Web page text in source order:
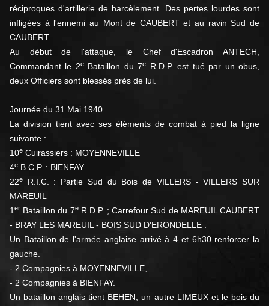
réciproques d'artillerie de harcèlement. Des pertes lourdes sont
infligées à l'ennemi au Mont de CAUBERT et au ravin Sud de
CAUBERT.
Au début de l'attaque, le Chef d'Escadron ANTECH,
Commandant le 2eBataillon du 7e
R.D.P. est tué par un obus,
deux Officiers sont blessés près de lui.
Journée du 31 Mai 1940
La division tient avec ses éléments de combat à pied la ligne
suivante :
10e Cuirassiers : MOYENNEVILLE
4e B.C.P. : BlENFAY
22e
R.I.C. : Partie Sud du Bois de VILLERS - VILLERS SUR
MAREUIL
1 er Bataillon du 7eR.D.P. ; Carrefour Sud de MAREUIL CAUBERT
- BRAY LES MAREUIL - BOIS SUD D'ERONDELLE .
Un Bataillon de l'armée anglaise arrivé à 4 et 6h30 renforcer la
gauche.
- 2 Compagnies à MOYENNEVILLE,
- 2 Compagnies à BIENFAY.
Un bataillon anglais tient BEHEN, un autre LIMEUX et le bois du